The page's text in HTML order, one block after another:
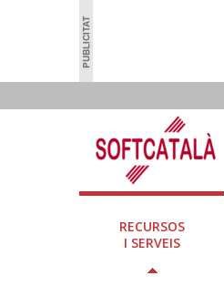
RECURSOS
I SERVEIS